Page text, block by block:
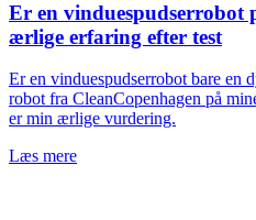
Er en vinduespudserrobot
ærlige erfaring efter test
Er en vinduespudserrobot bare en
robot fra CleanCopenhagen på
er min ærlige vurdering.
Læs mere